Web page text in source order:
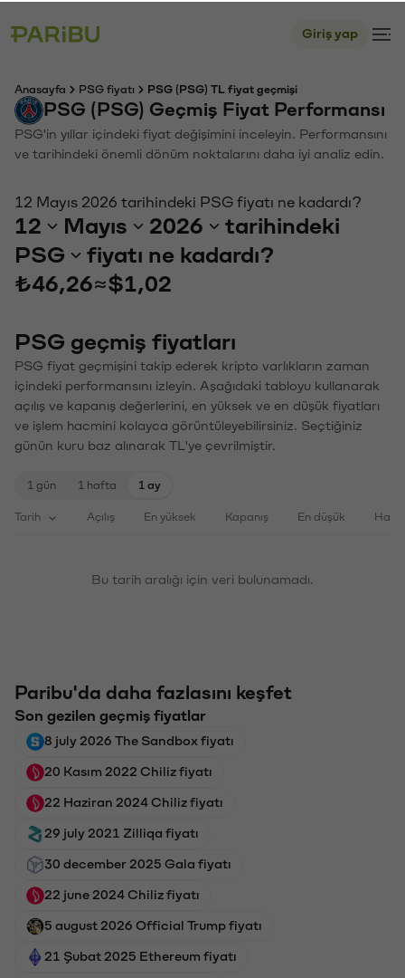
Giriş yap
Anasayfa PSG fiyatı PSG (PSG) TL fiyat geçmişi
PSG (PSG) Geçmiş Fiyat Performansı
PSG'in yıllar içindeki fiyat değişimini inceleyin. Performansını
ve tarihindeki önemli dönüm noktalarını daha iyi analiz edin.
12 Mayıs 2026 tarihindeki PSG fiyatı ne kadardı?
12 Mayıs 2026
tarihindeki
PSG
fiyatı ne kadardı?
₺46,26≈$1,02
PSG geçmiş fiyatları
PSG fiyat geçmişini takip ederek kripto varlıkların zaman
içindeki performansını izleyin. Aşağıdaki tabloyu kullanarak
açılış ve kapanış değerlerini, en yüksek ve en düşük fiyatları
ve işlem hacmini kolayca görüntüleyebilirsiniz. Seçtiğiniz
günün kuru baz alınarak TL'ye çevrilmiştir.
1 gün 1 hafta 1 ay
Tarih Açılış En yüksek Kapanış En düşük
Bu tarih aralığı için veri bulunamadı.
Paribu'da daha fazlasını keşfet
Son gezilen geçmiş fiyatlar
8 july 2026 The Sandbox fiyatı
20 Kasım 2022 Chiliz fiyatı
22 Haziran 2024 Chiliz fiyatı
29 july 2021 Zilliqa fiyatı
30 december 2025 Gala fiyatı
22 june 2024 Chiliz fiyatı
5 august 2026 Official Trump fiyatı
21 Şubat 2025 Ethereum fiyatı